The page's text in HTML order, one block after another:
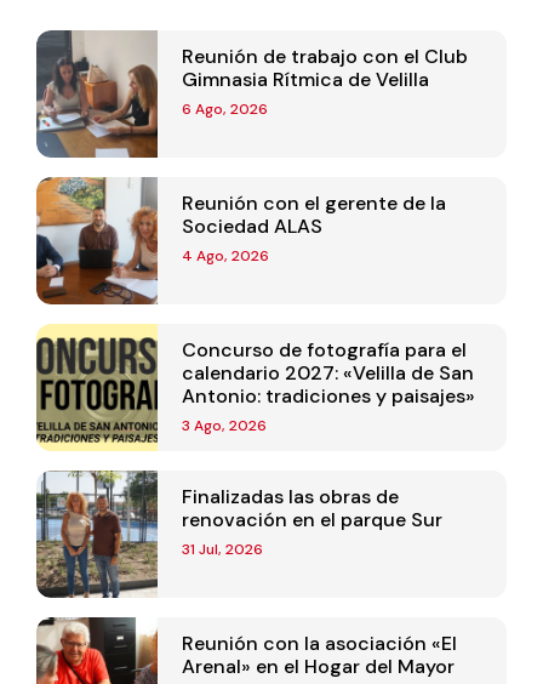
Reunión de trabajo con el Club
Gimnasia Rítmica de Velilla
6 Ago, 2026
Reunión con el gerente de la
Sociedad ALAS
4 Ago, 2026
Concurso de fotografía para el
calendario 2027: «Velilla de San
Antonio: tradiciones y paisajes»
3 Ago, 2026
Finalizadas las obras de
renovación en el parque Sur
31 Jul, 2026
Reunión con la asociación «El
Arenal» en el Hogar del Mayor